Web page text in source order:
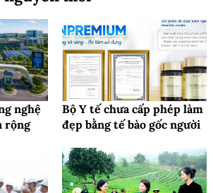
nghệ
rộng
Bộ Y tế chưa cấp phép làm
đẹp bằng tế bào gốc người